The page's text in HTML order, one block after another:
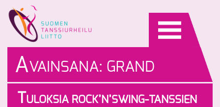
content
AVAINSANA: GRAND
PRIX -KISAT
TULOKSIA ROCK’N’SWING-TANSSIEN